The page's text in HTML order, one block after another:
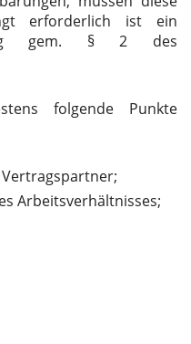
erforderlich ist ein
gem. § 2 des
folgende Punkte
Arbeitsverhältnisses;